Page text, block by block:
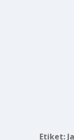
Etiket: